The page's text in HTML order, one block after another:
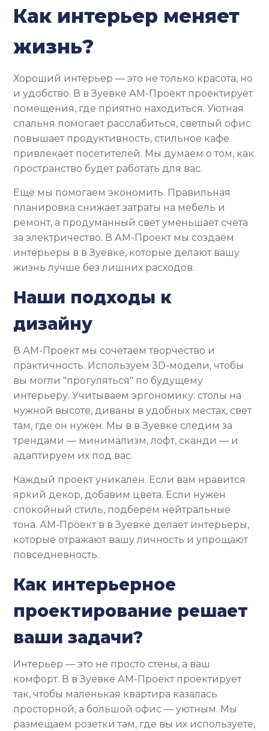
Как интерьер меняет
жизнь?
Хороший интерьер — это не только красота, но
и удобство. В в Зуевке АМ-Проект проектирует
помещения, где приятно находиться. Уютная
спальня помогает расслабиться, светлый офис
повышает продуктивность, стильное кафе
привлекает посетителей. Мы думаем о том, как
пространство будет работать для вас.
Ещё мы помогаем экономить. Правильная
планировка снижает затраты на мебель и
ремонт, а продуманный свет уменьшает счета
за электричество. В АМ-Проект мы создаём
интерьеры в в Зуевке, которые делают вашу
жизнь лучше без лишних расходов.
Наши подходы к
дизайну
В АМ-Проект мы сочетаем творчество и
практичность. Используем 3D-модели, чтобы
вы могли "прогуляться" по будущему
интерьеру. Учитываем эргономику: столы на
нужной высоте, диваны в удобных местах, свет
там, где он нужен. Мы в в Зуевке следим за
трендами — минимализм, лофт, сканди — и
адаптируем их под вас.
Каждый проект уникален. Если вам нравится
яркий декор, добавим цвета. Если нужен
спокойный стиль, подберём нейтральные
тона. АМ-Проект в в Зуевке делает интерьеры,
которые отражают вашу личность и упрощают
повседневность.
Как интерьерное
проектирование решает
ваши задачи?
Интерьер — это не просто стены, а ваш
комфорт. В в Зуевке АМ-Проект проектирует
так, чтобы маленькая квартира казалась
просторной, а большой офис — уютным. Мы
размещаем розетки там, где вы их используете,